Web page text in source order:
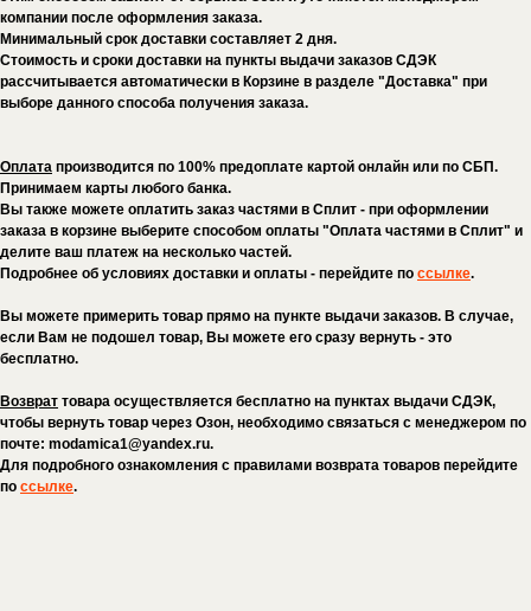
компании после оформления заказа.
Минимальный срок доставки составляет 2 дня.
Стоимость и сроки доставки на пункты выдачи заказов СДЭК
рассчитывается автоматически в Корзине в разделе "Доставка" при
выборе данного способа получения заказа.
Оплата производится по 100% предоплате картой онлайн или по СБП.
Принимаем карты любого банка.
Вы также можете оплатить заказ частями в Сплит - при оформлении
заказа в корзине выберите способом оплаты "Оплата частями в Сплит" и
делите ваш платеж на несколько частей.
Подробнее об условиях доставки и оплаты - перейдите по ссылке.
Вы можете примерить товар прямо на пункте выдачи заказов. В случае,
если Вам не подошел товар, Вы можете его сразу вернуть - это
бесплатно.
Возврат товара осуществляется бесплатно на пунктах выдачи CДЭК,
чтобы вернуть товар через Озон, необходимо связаться с менеджером по
почте: modamica1@yandex.ru.
Для подробного ознакомления с правилами возврата товаров перейдите
по ссылке.